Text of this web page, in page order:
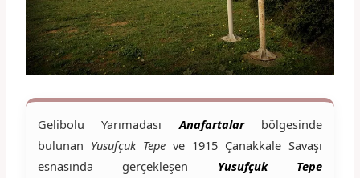
Gelibolu YarımadasıAnafartalar
bölgesinde
bulunan Yusufçuk Tepeve 1915 Çanakkale Savaşı
esnasında gerçekleşen Yusufçuk Tepe